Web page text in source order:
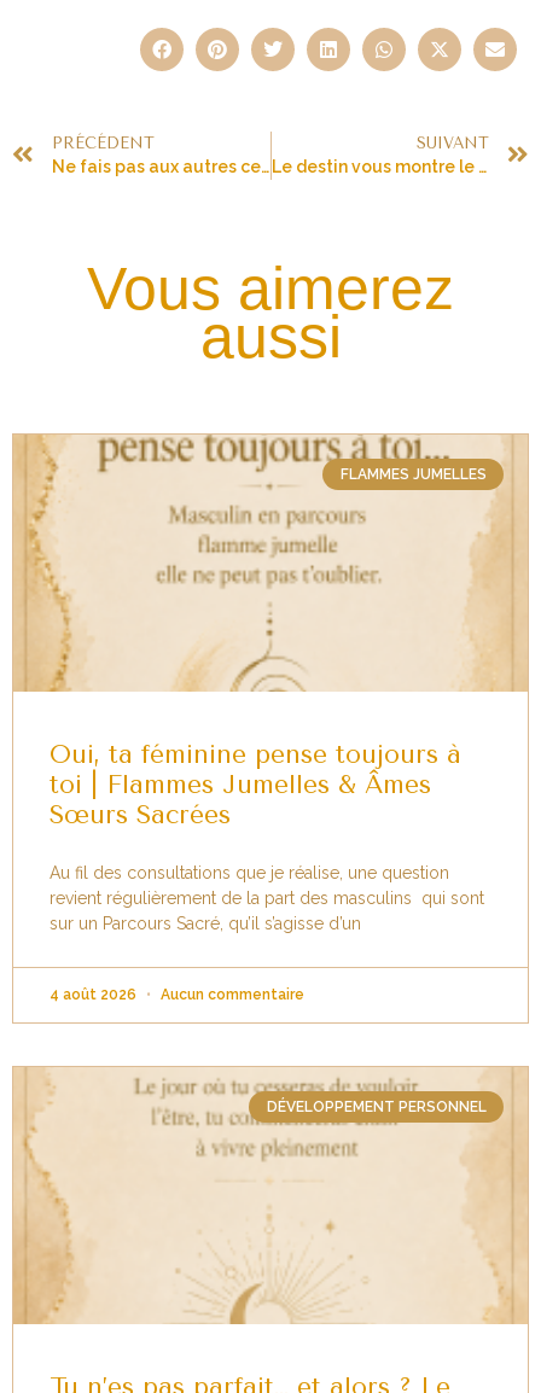
PRÉCÉDENT
Ne fais pas aux autres ce que tu n’aimerais pas que l’on te fasse
SUIVANT
Le destin vous montre le chemin… mais c’est à vous de faire le premier pas.
Vous aimerez
aussi
FLAMMES JUMELLES
Oui, ta féminine pense toujours à
toi | Flammes Jumelles & Âmes
Sœurs Sacrées
Au fil des consultations que je réalise, une question
revient régulièrement de la part des masculins qui sont
sur un Parcours Sacré, qu’il s’agisse d’un
4 août 2026 Aucun commentaire
DÉVELOPPEMENT PERSONNEL
Tu n’es pas parfait… et alors ? Le